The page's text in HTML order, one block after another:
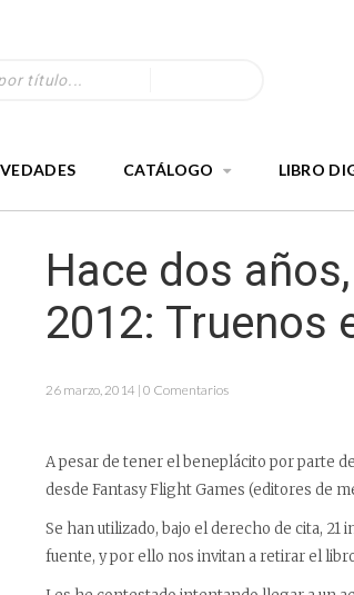
CATÁLOGO LIBRO
Hace dos
2012: Truenos
26 marzo, 2014 | 0 Comentarios
A pesar de tener el beneplácito por parte
desde Fantasy Flight Games (editores de
Se han utilizado, bajo el derecho de cita,
fuente, y por ello nos invitan a retirar el